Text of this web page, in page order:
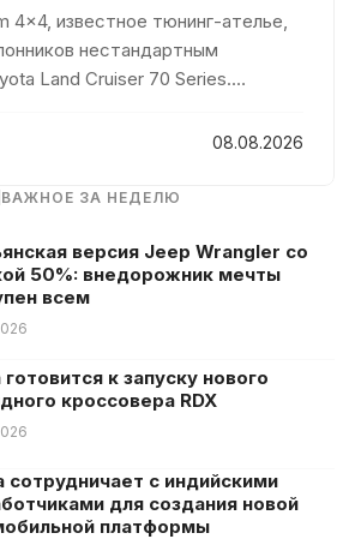
дверь
4×4, известное тюнинг-ателье,
нестандартным
Land Cruiser 70 Series.
этот внедорожник теперь
08.08.2026
ВАЖНОЕ ЗА НЕДЕЛЮ
версия Jeep Wrangler со
50%: внедорожник мечты
всем
к запуску нового
кроссовера RDX
сотрудничает с индийскими
для создания новой
платформы